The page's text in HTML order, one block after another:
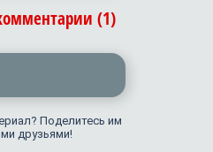
(1)
Поделитесь им
друзьями!